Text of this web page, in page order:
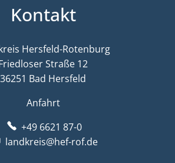
Kontakt
Hersfeld-Rotenburg
Straße 12
36251 Bad Hersfeld
Anfahrt
+49 6621 87-0
landkreis@hef-rof.de